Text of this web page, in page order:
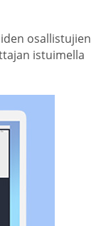
osallistujien
istuimella